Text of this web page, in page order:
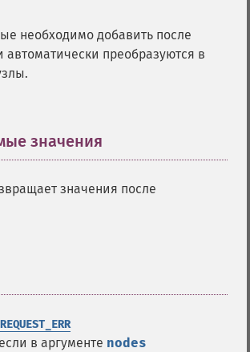
необходимо добавить после
автоматически преобразуются в
значения
значения после
в аргументе nodes